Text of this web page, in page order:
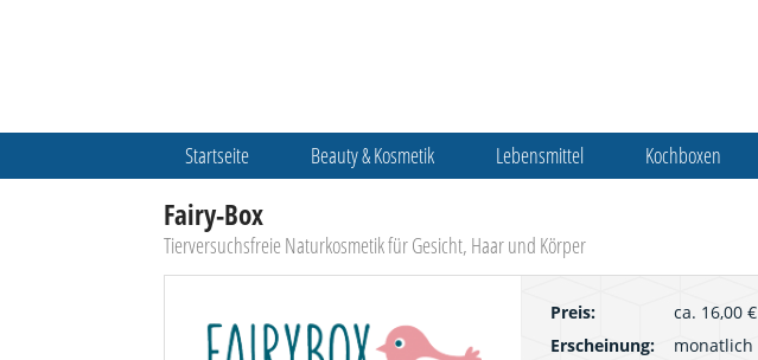
Startseite Beauty & Kosmetik Lebensmittel Kochboxen
Fairy-Box
Tierversuchsfreie Naturkosmetik für Gesicht, Haar und Körper
Preis:
ca. 16,00 €
Erscheinung:
monatlich